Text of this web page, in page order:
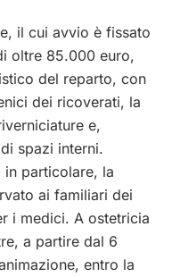
il cui avvio è fissato
oltre 85.000 euro,
del reparto, con
dei ricoverati, la
e,
spazi interni.
in particolare, la
ai familiari dei
i medici. A ostetricia
a partire dal 6
entro la